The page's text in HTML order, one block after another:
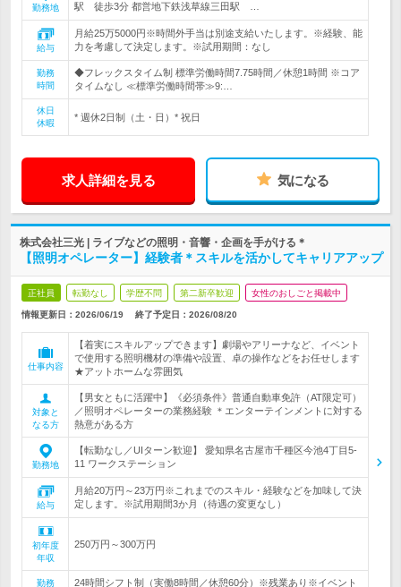
勤務地
駅 徒歩3分 都営地下鉄浅草線三田駅 …
給与
月給25万5000円※時間外手当は別途支給いたします。※経験、能
力を考慮して決定します。※試用期間：なし
勤務
時間
◆フレックスタイム制 標準労働時間7.75時間／休憩1時間 ※コア
タイムなし ≪標準労働時間帯≫9:…
休日
休暇
* 週休2日制（土・日）* 祝日
求人詳細を見る 気になる
株式会社三光 | ライブなどの照明・音響・企画を手がける＊
【照明オペレーター】経験者＊スキルを活かしてキャリアアップ
正社員 転勤なし 学歴不問 第二新卒歓迎 女性のおしごと掲載中
情報更新日：2026/06/19 終了予定日： 2026/08/20
仕事内容
【着実にスキルアップできます】劇場やアリーナなど、イベント
で使用する照明機材の準備や設置、卓の操作などをお任せします
★アットホームな雰囲気
対象と
なる方
【男女ともに活躍中】《必須条件》普通自動車免許（AT限定可）
／照明オペレーターの業務経験 ＊エンターテインメントに対する
熱意がある方
勤務地
【転勤なし／UIターン歓迎】 愛知県名古屋市千種区今池4丁目5-
11 ワークステーション
給与
月給20万円～23万円※これまでのスキル・経験などを加味して決
定します。※試用期間3か月（待遇の変更なし）
初年度
年収
250万円～300万円
勤務
24時間シフト制（実働8時間／休憩60分）※残業あり※イベント